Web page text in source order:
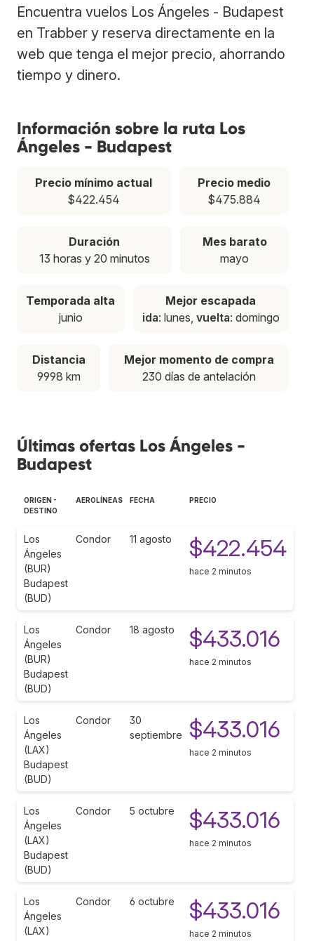
Encuentra vuelos Los Ángeles - Budapest
en Trabber y reserva directamente en la
web que tenga el mejor precio, ahorrando
tiempo y dinero.
Información sobre la ruta Los
Ángeles - Budapest
Precio mínimo actual
$422.454
Precio medio
$475.884
Duración
13 horas y 20 minutos
Mes barato
mayo
Temporada alta
junio
Mejor escapada
ida: lunes, vuelta: domingo
Distancia
9998 km
Mejor momento de compra
230 días de antelación
Últimas ofertas Los Ángeles -
Budapest
ORIGEN -
DESTINO
AEROLÍNEAS FECHA PRECIO
Los
Ángeles
(BUR)
Budapest
(BUD)
Condor 11 agosto $422.454
hace 2 minutos
Los
Ángeles
(BUR)
Budapest
(BUD)
Condor 18 agosto $433.016
hace 2 minutos
Los
Ángeles
(LAX)
Budapest
(BUD)
Condor
30
septiembre
$433.016
hace 2 minutos
Los
Ángeles
(LAX)
Budapest
(BUD)
Condor 5 octubre $433.016
hace 2 minutos
Los
Ángeles
(LAX)
Condor 6 octubre $433.016
hace 2 minutos